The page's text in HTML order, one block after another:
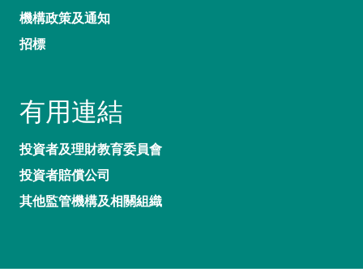
機構政策及通知
招標
有用連結
投資者及理財教育委員會
投資者賠償公司
其他監管機構及相關組織